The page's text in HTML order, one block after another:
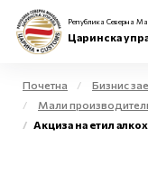
За нас
Република Северна
Царинска
Почетна Бизнис
Мали
Акциза на етил алкохол и жестоки алкохолни